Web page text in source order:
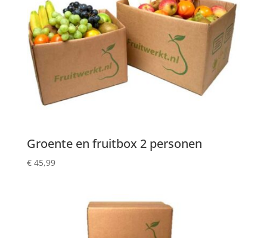
Groente en fruitbox 2 personen
€45,99